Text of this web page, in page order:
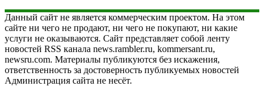
Данный сайт не является коммерческим проектом. На этом
сайте ни чего не продают, ни чего не покупают, ни какие
услуги не оказываются. Сайт представляет собой ленту
новостей RSS канала news.rambler.ru, kommersant.ru,
newsru.com. Материалы публикуются без искажения,
ответственность за достоверность публикуемых новостей
Администрация сайта не несёт.